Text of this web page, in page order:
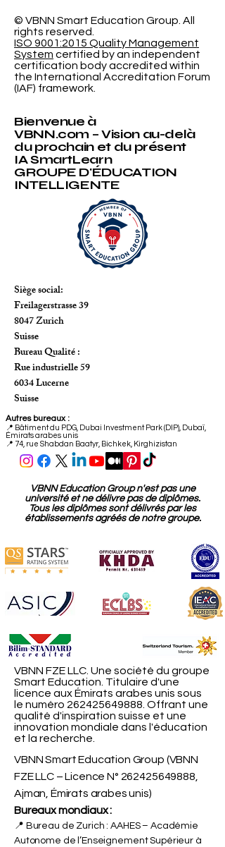
© VBNN Smart Education Group. All
rights reserved.
ISO 9001:2015 Quality Management
System certified by an independent
certification body accredited within
the International Accreditation Forum
(IAF) framework.
Bienvenue à
VBNN.com – Vision au-delà
du prochain et du présent
IA SmartLearn
GROUPE D'ÉDUCATION
INTELLIGENTE
Siège social:
Freilagerstrasse 39
8047 Zurich
Suisse
Bureau Qualité :
Rue industrielle 59
6034 Lucerne
Suisse
Autres bureaux :
📍 Bâtiment du PDG, Dubai Investment Park (DIP), Dubaï,
Émirats arabes unis
📍 74, rue Shabdan Baatyr, Bichkek, Kirghizistan
VBNN Education Group n'est pas une
université et ne délivre pas de diplômes.
Tous les diplômes sont délivrés par les
établissements agréés de notre groupe.
VBNN FZE LLC. Une société du groupe
Smart Education. Titulaire d'une
licence aux Émirats arabes unis sous
le numéro 262425649888. Offrant une
qualité d'inspiration suisse et une
innovation mondiale dans l'éducation
et la recherche.
VBNN Smart Education Group (VBNN
FZE LLC – Licence N° 262425649888,
Ajman, Émirats arabes unis)
Bureaux mondiaux :
📍 Bureau de Zurich : AAHES – Académie
Autonome de l’Enseignement Supérieur à